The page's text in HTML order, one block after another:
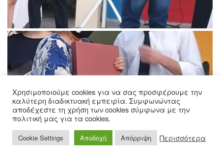
Χρησιμοποιούμε cookies για να σας προσφέρουμε την
καλύτερη διαδικτυακή εμπειρία. Συμφωνώντας
αποδέχεστε τη χρήση των cookies σύμφωνα με την
πολιτική μας για τα cookies.
Cookie Settings Αποδοχή Απόρριψη Περισσότερα